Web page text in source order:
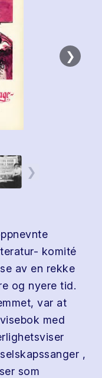
❯
❯
komité
av en rekke
og nyere tid.
var at
med
,
som